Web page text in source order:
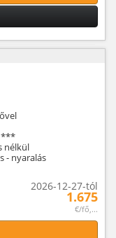
***
nélkül
- nyaralás
2026-12-27-tól
1.675
€/fő,...